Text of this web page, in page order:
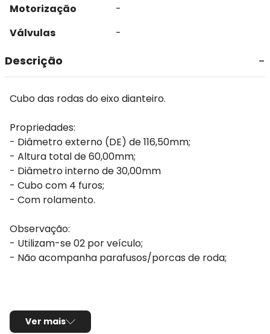
Motorização
-
Válvulas
-
Descrição
Cubo das rodas do eixo dianteiro.
Propriedades:
- Diâmetro externo (DE) de 116,50mm;
- Altura total de 60,00mm;
- Diâmetro interno de 30,00mm
- Cubo com 4 furos;
- Com rolamento.
Observação:
- Utilizam-se 02 por veículo;
- Não acompanha parafusos/porcas de roda;
Ver mais